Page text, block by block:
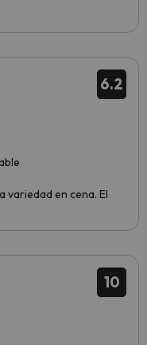
6.2
en cena. El
10